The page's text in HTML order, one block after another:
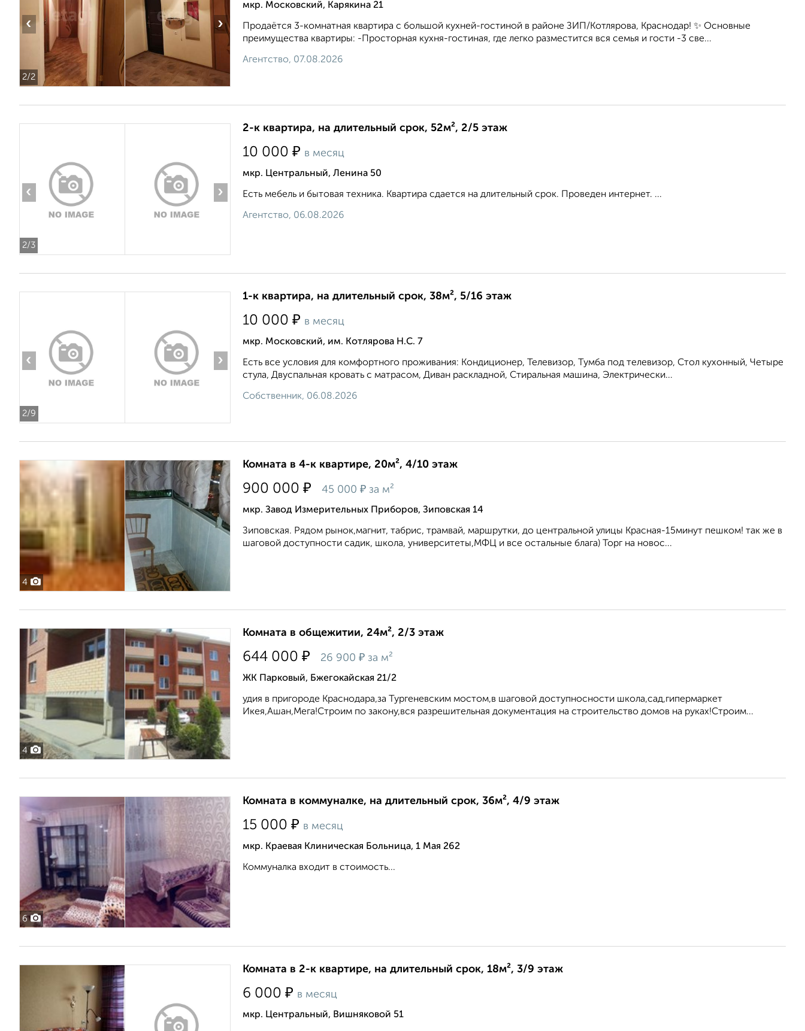
2/2
‹ ›
мкр. Московский, Карякина 21
Продаётся 3-комнатная квартира с большой кухней-гостиной в районе ЗИП/Котлярова, Краснодар! ✨ Основные
преимущества квартиры: -Просторная кухня-гостиная, где легко разместится вся семья и гости -3 све...
Агентство, 07.08.2026
2/3
‹ ›
2-к квартира, на длительный срок, 52м², 2/5 этаж
10 000 ₽ в месяц
мкр. Центральный, Ленина 50
Есть мебель и бытовая техника. Квартира сдается на длительный срок. Проведен интернет. ...
Агентство, 06.08.2026
2/9
‹ ›
1-к квартира, на длительный срок, 38м², 5/16 этаж
10 000 ₽ в месяц
мкр. Московский, им. Котлярова Н.С. 7
Есть все условия для комфортного проживания: Кондиционер, Телевизор, Тумба под телевизор, Стол кухонный, Четыре
стула, Двуспальная кровать с матрасом, Диван раскладной, Стиральная машина, Электрически...
Собственник, 06.08.2026
4
Комната в 4-к квартире, 20м², 4/10 этаж
900 000 ₽ 45 000 ₽ за м²
мкр. Завод Измерительных Приборов, Зиповская 14
Зиповская. Рядом рынок,магнит, табрис, трамвай, маршрутки, до центральной улицы Красная-15минут пешком! так же в
шаговой доступности садик, школа, университеты,МФЦ и все остальные блага) Торг на новос...
4
Комната в общежитии, 24м², 2/3 этаж
644 000 ₽ 26 900 ₽ за м²
ЖК Парковый, Бжегокайская 21/2
удия в пригороде Краснодара,за Тургеневским мостом,в шаговой доступносности школа,сад,гипермаркет
Икея,Ашан,Мега!Строим по закону,вся разрешительная документация на строительство домов на руках!Строим...
6
Комната в коммуналке, на длительный срок, 36м², 4/9 этаж
15 000 ₽ в месяц
мкр. Краевая Клиническая Больница, 1 Мая 262
Коммуналка входит в стоимость...
Комната в 2-к квартире, на длительный срок, 18м², 3/9 этаж
6 000 ₽ в месяц
мкр. Центральный, Вишняковой 51